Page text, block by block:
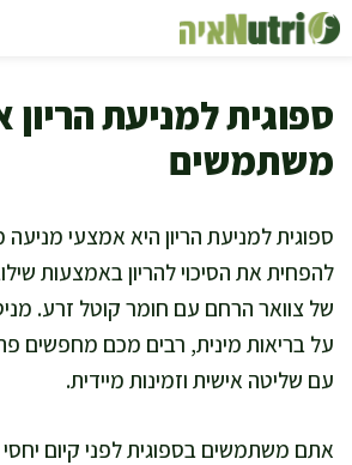
לדלג
לתוכן
ספוגית למניעת הריון
משתמשים
ספוגית למניעת הריון היא אמצעי
להפחית את הסיכוי להריון באמצעות
של צוואר הרחם עם חומר קוטל זרע.
על בריאות מינית, רבים מכם מחפשים
עם שליטה אישית וזמינות מיידית.
אתם משתמשים בספוגית לפני קיום יחסי